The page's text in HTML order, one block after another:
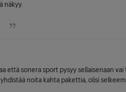
näkyy.
että sonera sport pysyy sellaisenaan
noita kahta pakettia, olisi